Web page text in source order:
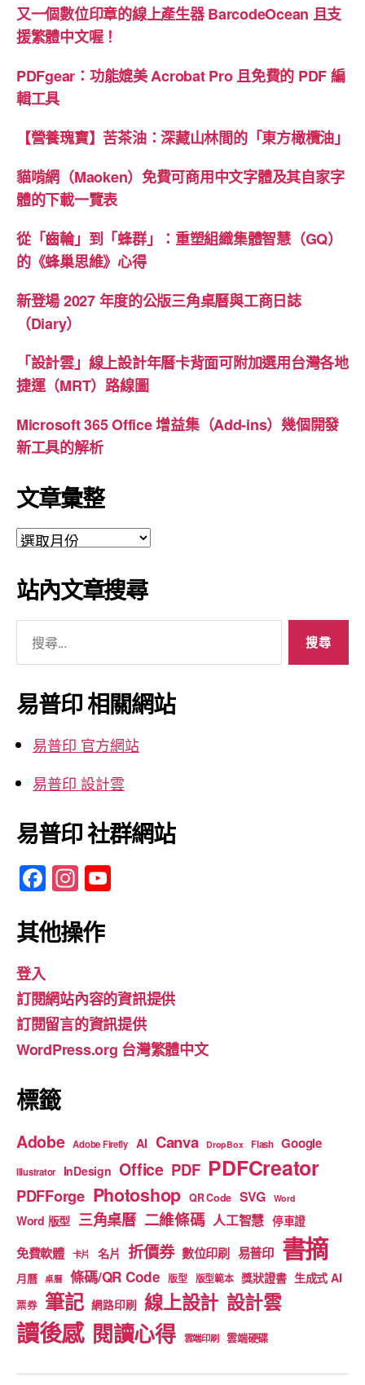
又一個數位印章的線上產生器 BarcodeOcean 且支
援繁體中文喔！
PDFgear：功能媲美 Acrobat Pro 且免費的 PDF 編
輯工具
【營養瑰寶】苦茶油：深藏山林間的「東方橄欖油」
貓啃網（Maoken）免費可商用中文字體及其自家字
體的下載一覽表
從「齒輪」到「蜂群」：重塑組織集體智慧（GQ）
的《蜂巢思維》心得
新登場 2027 年度的公版三角桌曆與工商日誌
（Diary）
「設計雲」線上設計年曆卡背面可附加選用台灣各地
捷運（MRT）路線圖
Microsoft 365 Office 增益集（Add-ins）幾個開發
新工具的解析
文章彙整
文
彙
整
站內文章搜尋
關
鍵
字:
易普印 相關網站
易普印 官方網站
易普印 設計雲
易普印 社群網站
F
a
c
b
o
o
k
In
st
a
gr
a
m
u
b
e
其他操作
登入
訂閱網站內容的資訊提供
訂閱留言的資訊提供
WordPress.org 台灣繁體中文
標籤
Adobe Adobe Firefly AI Canva DropBox Flash Google
Illustrator InDesign Office PDF PDFCreator
PDFForge Photoshop QR Code SVG Word
Word 版型 三角桌曆 二維條碼 人工智慧 停車證
免費軟體 卡片 名片 折價券 數位印刷 易普印 書摘
月曆 桌曆 條碼/QR Code 版型 版型範本 獎狀證書 生成式 AI
票券 筆記 網路印刷 線上設計 設計雲
讀後感 閱讀心得 雲端印刷 雲端硬碟